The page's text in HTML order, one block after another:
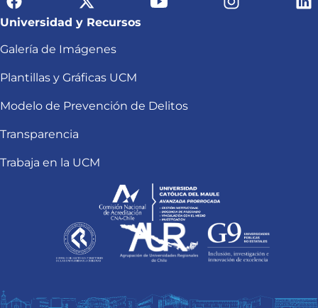
Universidad y Recursos
Galería de Imágenes
Plantillas y Gráficas UCM
Modelo de Prevención de Delitos
Transparencia
Trabaja en la UCM